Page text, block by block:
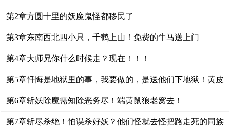
第2章方圆十里的妖魔鬼怪都移民了
第3章东南西北四小只，千鹤上山！免费的牛马送上门
第4章大师兄你什么时候走？现在！！！
第5章忏悔是地狱里的事，我要做的，是送他们下地狱！黄皮
子讨封
第6章斩妖除魔需知除恶务尽！端黄鼠狼老窝去！
第7章斩尽杀绝！怕误杀好妖？他们怪就去怪把路走死的同族